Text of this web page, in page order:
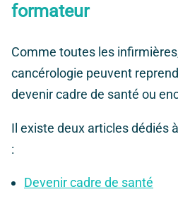
formateur
Comme toutes les
cancérologie peuvent
devenir cadre de santé ou
Il existe deux articles dédiés
:
Devenir cadre de santé